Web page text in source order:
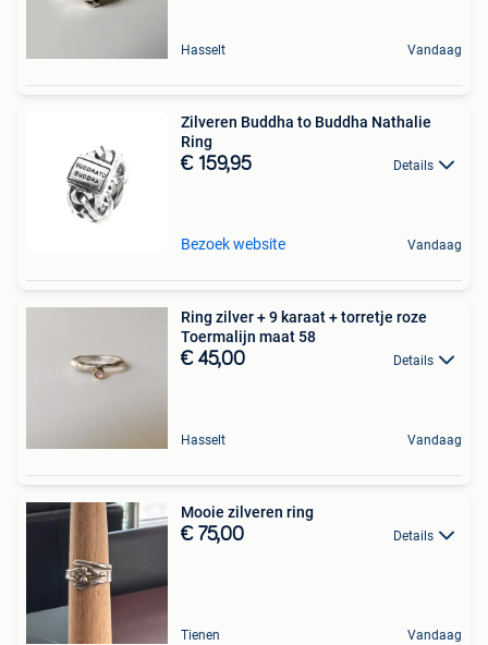
Hasselt Vandaag
Zilveren Buddha to Buddha Nathalie
Ring
€ 159,95 Details
Bezoek website Vandaag
Ring zilver + 9 karaat + torretje roze
Toermalijn maat 58
€ 45,00 Details
Hasselt Vandaag
Mooie zilveren ring
€ 75,00 Details
Tienen Vandaag